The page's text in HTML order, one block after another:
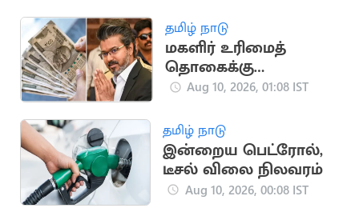
துரை வைகோ
தமிழ் நாடு
மகளிர் உரிமைத்
தொகைக்கு
விண்ணப்பிக்கலாம்..
Aug 10, 2026, 01:08 IST
தமிழ் நாடு
இன்றைய பெட்ரோல்,
டீசல் விலை நிலவரம்
Aug 10, 2026, 00:08 IST